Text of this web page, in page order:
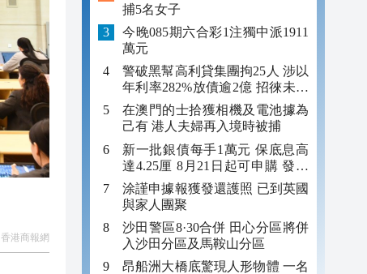
香港商報網
捕5名女子
今晚085期六合彩1注獨中派1911
萬元
警破黑幫高利貸集團拘25人 涉以
年利率282%放債逾2億 招徠未成
年追數
在澳門的士拾獲相機及電池據為
己有 港人夫婦再入境時被捕
新一批銀債每手1萬元 保底息高
達4.25厘 8月21日起可申購 發行
金額最多550億
涂謹申據報獲發還護照 已到英國
與家人團聚
沙田警區8·30合併 田心分區將併
入沙田分區及馬鞍山分區
昂船洲大橋底驚現人形物體 一名